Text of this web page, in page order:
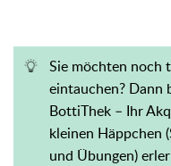
Sie möchten noch
eintauchen? Dann
BottiThek – Ihr
kleinen Häppchen
und Übungen)